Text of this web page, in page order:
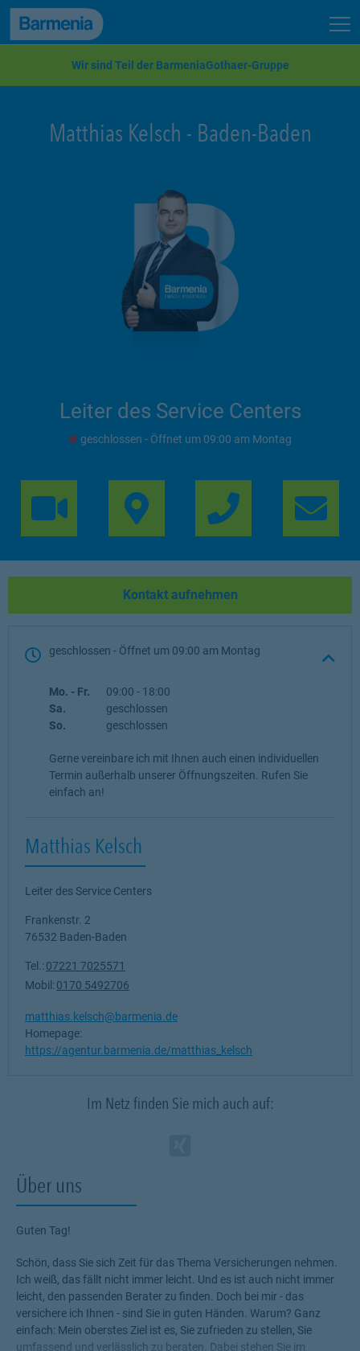
zum Seiteninhalt
Back to top
Wir sind Teil der BarmeniaGothaer-Gruppe
Matthias Kelsch - Baden-Baden
Leiter des Service Centers
geschlossen - Öffnet um 09:00 Montag
Link Opens in
Über uns
Guten Tag!
Schön, dass Sie sich Zeit für das Thema Versicherungen nehmen.
Ich weiß, das fällt nicht immer leicht. Und es ist auch nicht immer
leicht, den passenden Berater zu finden. Doch bei mir - das
versichere ich Ihnen - sind Sie in guten Händen. Warum? Ganz
einfach: Mein oberstes Ziel ist es, Sie zufrieden zu stellen, Sie
umfassend und verlässlich zu beraten. Dabei stehen Sie im
Kontakt aufnehmen
geschlossen - Öffnet um 09:00 Montag
Wochentag Öffnungszeiten
Mo. - Fr. 09:00 - 18:00
Sa.
geschlossen
So.
geschlossen
Gerne vereinbare ich mit Ihnen auch einen individuellen
Termin außerhalb unserer Öffnungszeiten. Rufen Sie
einfach an!
Matthias Kelsch
Leiter des Service Centers
Frankenstr. 2
76532 Baden-Baden
Tel.: 07221 7025571
Mobil: 0170 5492706
matthias.kelsch@barmenia.de
Homepage:
https://agentur.barmenia.de/matthias_kelsch
Im Netz finden Sie mich auch auf: